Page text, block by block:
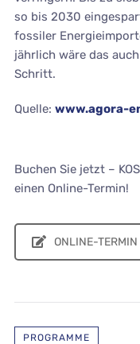
so bis 2030
fossiler
jährlich wäre das
Schritt.
Quelle: www.agora-
Buchen Sie jetzt –
einen Online-Termin!
ONLINE-TERMIN
PROGRAMME